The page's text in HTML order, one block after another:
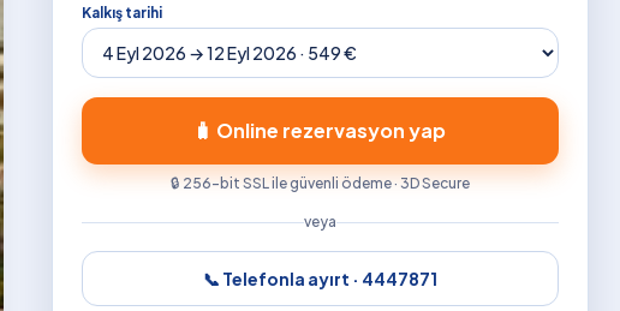
Kalkış tarihi
🧳 Online rezervasyon yap
🔒 256-bit SSL ile güvenli ödeme · 3D Secure
veya
📞 Telefonla ayırt · 4447871